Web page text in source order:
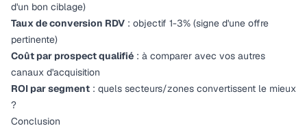
d'un bon ciblage)
Taux de conversion RDV : objectif 1-3% (signe d'une offre
pertinente)
Coût par prospect qualifié : à comparer avec vos autres
canaux d'acquisition
ROI par segment : quels secteurs/zones convertissent le mieux
?
Conclusion